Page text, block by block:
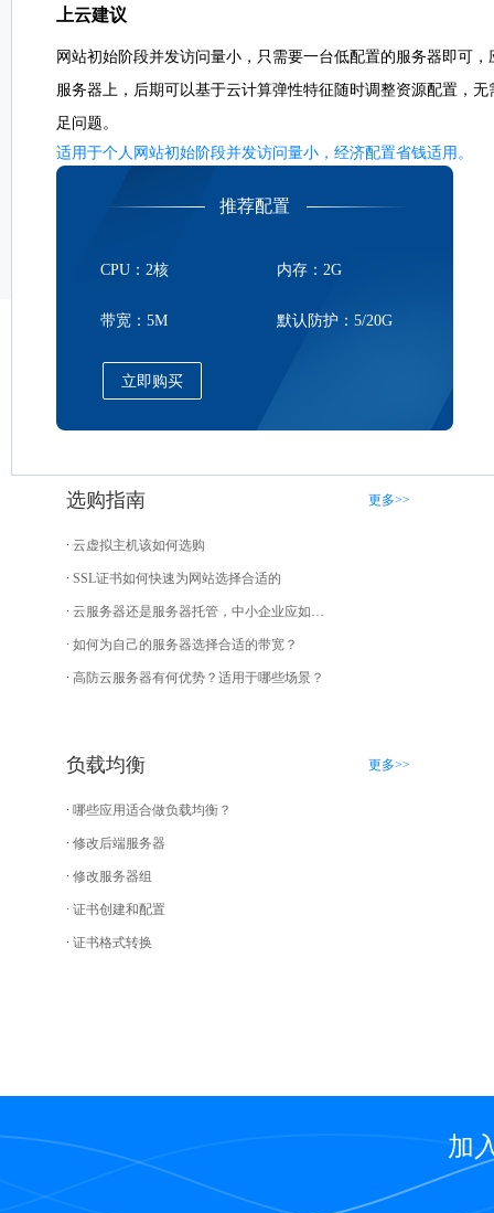
上云建议
网站初始阶段并发访问量小，只需要一台低配置的服务器即可
服务器上，后期可以基于云计算弹性特征随时调整资源配置，
足问题。
适用于个人网站初始阶段并发访问量小，经济配置省钱适用。
推荐配置
CPU：2核 内存：2G
带宽：5M 默认防护：5/20G
立即购买
选购指南 更多>>
云虚拟主机该如何选购
SSL证书如何快速为网站选择合适的
云服务器还是服务器托管，中小企业应如何选择？
如何为自己的服务器选择合适的带宽？
高防云服务器有何优势？适用于哪些场景？
负载均衡 更多>>
哪些应用适合做负载均衡？
修改后端服务器
修改服务器组
证书创建和配置
证书格式转换
加